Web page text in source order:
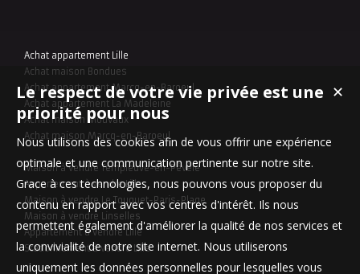
Achat appartement Lille
Achat maison Bondues
Achat appartement Marcq-en-Baroeul
Achat appartement La Madeleine
Achat maison Mouvaux
Achat maison Marcq-en-Baroeul
Maison à vendre Templeuve-en-Pévèle
Appartement à vendre Lille
Maison à vendre Le Touquet-Paris-Plage
Maison à vendre Linselles
Appartement à vendre Lille
Stationnement à vendre Lille
✕
Le respect de votre vie privée est une
priorité pour nous
Nous utilisons des cookies afin de vous offrir une expérience
optimale et une communication pertinente sur notre site.
Grace à ces technologies, nous pouvons vous proposer du
contenu en rapport avec vos centres d'intérêt. Ils nous
permettent également d'améliorer la qualité de nos services et
la convivialité de notre site internet. Nous utiliserons
uniquement les données personnelles pour lesquelles vous